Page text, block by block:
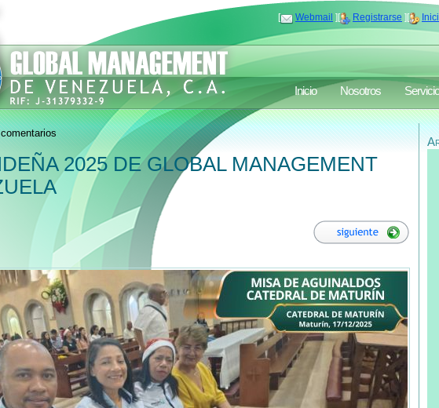
[ Webmail ][ Registrarse ][
Inicio Nosotros
2025 DE GLOBAL MANAGEMENT